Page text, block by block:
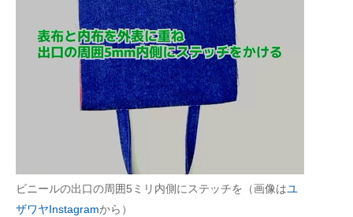
ビニールの出口の周囲5ミリ内側にステッチを（画像はユ
ザワヤInstagramから）